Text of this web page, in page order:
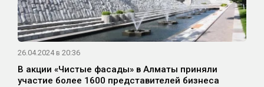
26.04.2024 в 20:36
В акции «Чистые фасады» в Алматы приняли
участие более 1600 представителей бизнеса